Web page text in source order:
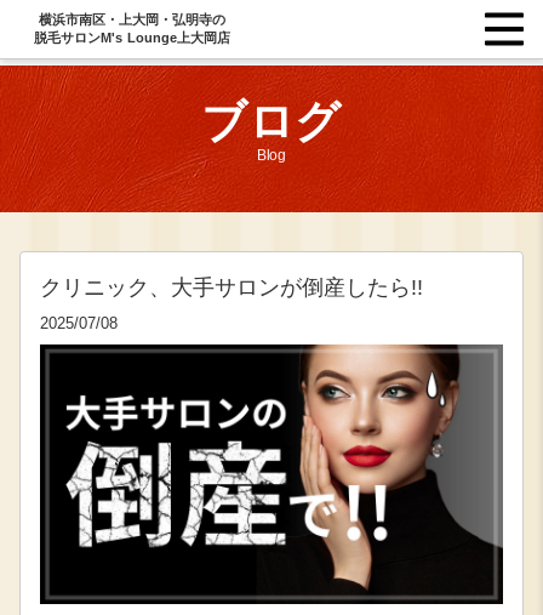
横浜市南区・上大岡・弘明寺の
脱毛サロンM's Lounge上大岡店
ブログ
Blog
クリニック、大手サロンが倒産したら!!
2025/07/08